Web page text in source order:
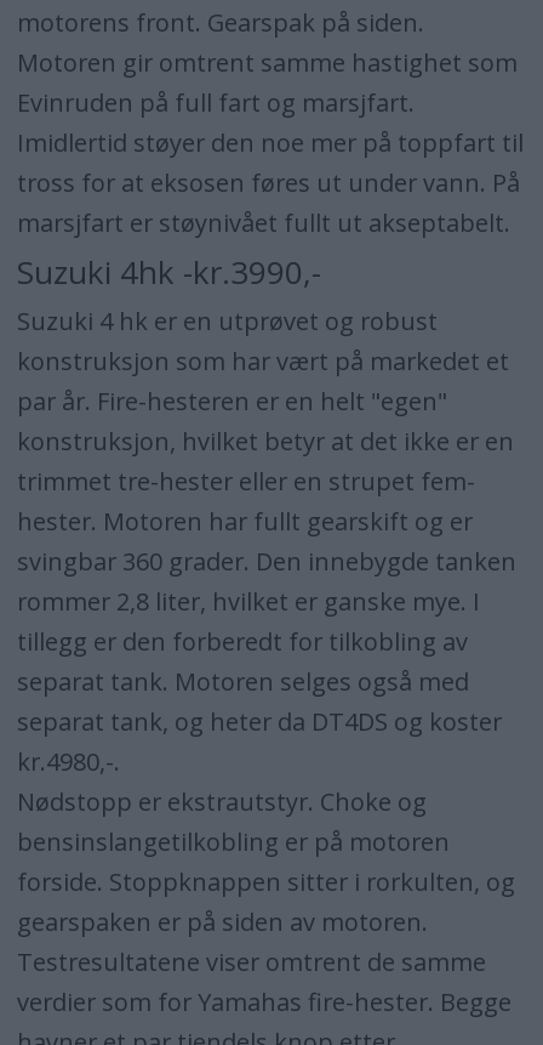
motorens front. Gearspak på siden.
Motoren gir omtrent samme hastighet som
Evinruden på full fart og marsjfart.
Imidlertid støyer den noe mer på toppfart til
tross for at eksosen føres ut under vann. På
marsjfart er støynivået fullt ut akseptabelt.
Suzuki 4hk -kr.3990,-
Suzuki 4 hk er en utprøvet og robust
konstruksjon som har vært på markedet et
par år. Fire-hesteren er en helt "egen"
konstruksjon, hvilket betyr at det ikke er en
trimmet tre-hester eller en strupet fem-
hester. Motoren har fullt gearskift og er
svingbar 360 grader. Den innebygde tanken
rommer 2,8 liter, hvilket er ganske mye. I
tillegg er den forberedt for tilkobling av
separat tank. Motoren selges også med
separat tank, og heter da DT4DS og koster
kr.4980,-.
Nødstopp er ekstrautstyr. Choke og
bensinslangetilkobling er på motoren
forside. Stoppknappen sitter i rorkulten, og
gearspaken er på siden av motoren.
Testresultatene viser omtrent de samme
verdier som for Yamahas fire-hester. Begge